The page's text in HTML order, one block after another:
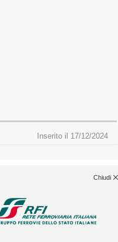
Inserito il 17/12/2024
Chiudi